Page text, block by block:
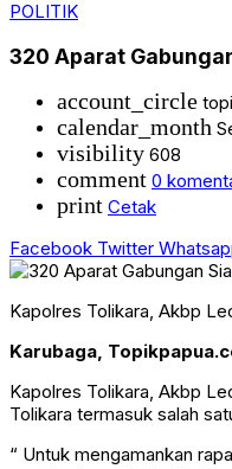
POLITIK
320 Aparat
account_circle
calendar_month
visibility 608
comment 0
print Cetak
Facebook Twitter
Kapolres Tolikara, Akbp
Karubaga,
Kapolres Tolikara, Akbp
Tolikara termasuk salah
“ Untuk mengamankan